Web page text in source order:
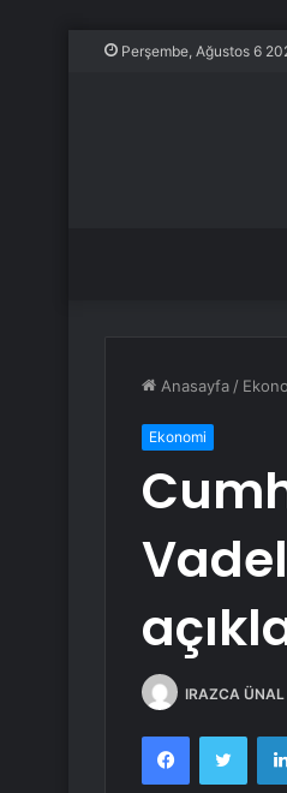
Perşembe, Ağustos 6
Anasayfa /
Ekonomi
IRAZCA ÜNAL
Facebook